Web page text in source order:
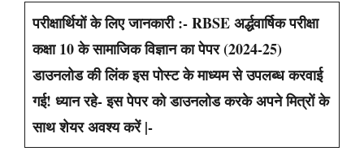
परीक्षार्थियों के लिए जानकारी :- RBSE अर्द्धवार्षिक परीक्षा
कक्षा 10 के सामाजिक विज्ञान का पेपर (2024-25)
डाउनलोड की लिंक इस पोस्ट के माध्यम से उपलब्ध करवाई
गई! ध्यान रहे- इस पेपर को डाउनलोड करके अपने मित्रों के
साथ शेयर अवश्य करें |-